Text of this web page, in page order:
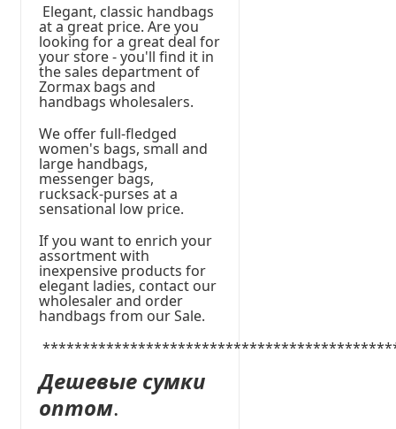
Elegant, classic handbags
at a great price. Are you
looking for a great deal for
your store - you'll find it in
the sales department of
Zormax bags and
handbags wholesalers.
We offer full-fledged
women's bags, small and
large handbags,
messenger bags,
rucksack-purses at a
sensational low price.
If you want to enrich your
assortment with
inexpensive products for
elegant ladies, contact our
wholesaler and order
handbags from our Sale.
Дешевые сумки
оптом.